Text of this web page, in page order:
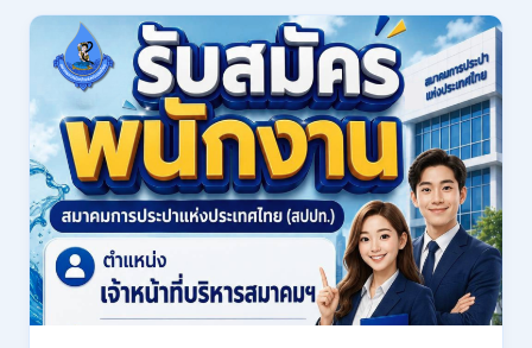
/
เงิน
เดือน
21780
/
สมัคร
ONLINE
13
กรกฎาคม
–
สิงหาคม
2569
รับ
สมัค
รบ
งาน
ปวช.
ปวส.
และ
ป.ตรี
หลาย
สาขา
เงิน
เดือน
18150